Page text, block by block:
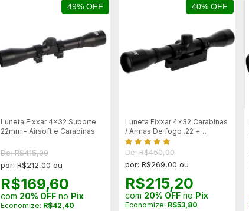
49% OFF
Luneta Fixxar 4x32 Suporte
22mm - Airsoft e Carabinas
De: R$415,00
por: R$212,00 ou
R$169,60
com 20% OFF no Pix
Economize: R$42,40
40% OFF
Luneta Fixxar 4x32 Carabinas
/ Armas De fogo .22 +
Suporte Alta Pressão 11mm
De: R$450,00
por: R$269,00 ou
R$215,20
com 20% OFF no Pix
Economize: R$53,80